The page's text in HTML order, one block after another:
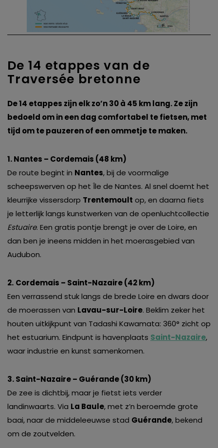
De 14 etappes van de
Traversée bretonne
De 14 etappes zijn elk zo’n 30 à 45 km lang. Ze zijn
bedoeld om in een dag comfortabel te fietsen, met
tijd om te pauzeren of een ommetje te maken.
1. Nantes – Cordemais (48 km)
De route begint in Nantes, bij de voormalige
scheepswerven op het Île de Nantes. Al snel doemt het
kleurrijke vissersdorp Trentemoult op, en daarna fiets
je letterlijk langs kunstwerken van de openluchtcollectie
Estuaire. Een gratis pontje brengt je over de Loire, en
dan ben je ineens midden in het moerasgebied van
Audubon.
2. Cordemais – Saint-Nazaire (42 km)
Een verrassend stuk langs de brede Loire en dwars door
de moerassen van Lavau-sur-Loire. Beklim zeker het
houten uitkijkpunt van Tadashi Kawamata: 360° zicht op
het estuarium. Eindpunt is havenplaats Saint-Nazaire,
waar industrie en kunst samenkomen.
3. Saint-Nazaire – Guérande (30 km)
De zee is dichtbij, maar je fietst iets verder
landinwaarts. Via La Baule, met z’n beroemde grote
baai, naar de middeleeuwse stad Guérande, bekend
om de zoutvelden.